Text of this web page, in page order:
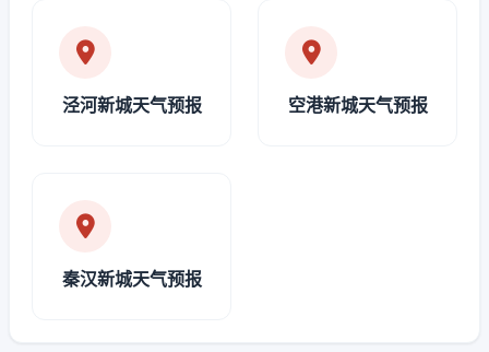
泾河新城天气预报 空港新城天气预报
秦汉新城天气预报